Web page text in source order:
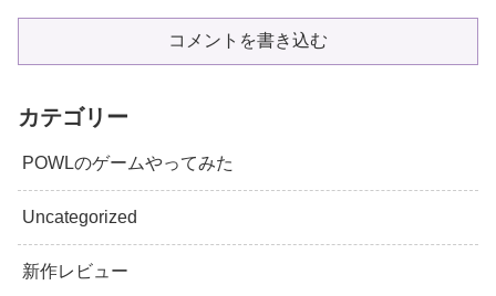
コメントを書き込む
カテゴリー
POWLのゲームやってみた
Uncategorized
新作レビュー